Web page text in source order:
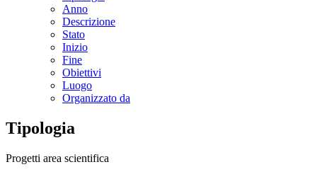
Anno
Descrizione
Stato
Inizio
Fine
Obiettivi
Luogo
Organizzato da
Tipologia
Progetti area scientifica